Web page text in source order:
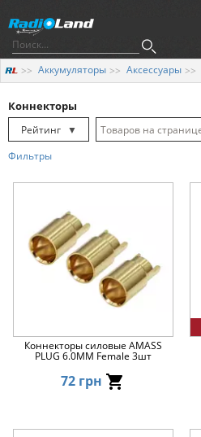
Аккумуляторы Аксессуары
Коннекторы
Рейтинг
▼
Рейтинг
Цена ▲
Цена ▼
Фильтры
Коннекторы силовые AMASS
PLUG 6.0MM Female 3шт
72 грн